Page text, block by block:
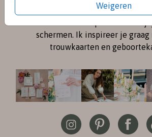
Weigeren
Instagramen
schermen. Ik inspireer je
trouwkaarten en